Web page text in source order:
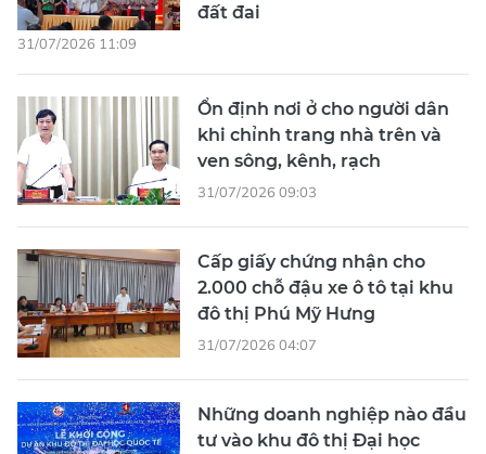
đất đai
31/07/2026 11:09
Ổn định nơi ở cho người dân
khi chỉnh trang nhà trên và
ven sông, kênh, rạch
31/07/2026 09:03
Cấp giấy chứng nhận cho
2.000 chỗ đậu xe ô tô tại khu
đô thị Phú Mỹ Hưng
31/07/2026 04:07
Những doanh nghiệp nào đầu
tư vào khu đô thị Đại học